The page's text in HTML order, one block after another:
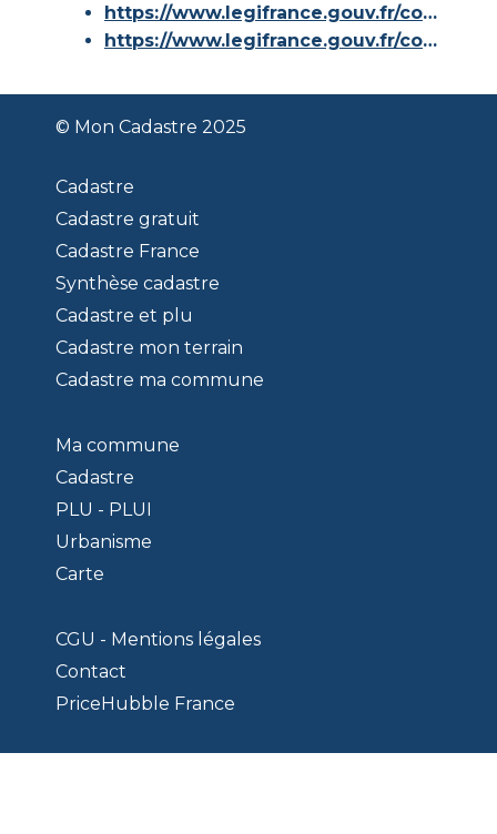
https://www.legifrance.gouv.fr/codes/article_lc/LEGIARTI000036588629/
https://www.legifrance.gouv.fr/codes/id/LEGISCTA000006180153/
© Mon Cadastre 2025
Cadastre
Cadastre gratuit
Cadastre France
Synthèse cadastre
Cadastre et plu
Cadastre mon terrain
Cadastre ma commune
Ma commune
Cadastre
PLU - PLUI
Urbanisme
Carte
CGU - Mentions légales
Contact
PriceHubble France